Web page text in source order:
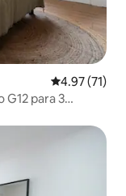
Calificación
4.97 (71)
para 3